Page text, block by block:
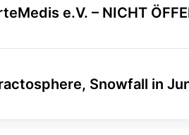
e.V. – NICHT
Snowfall in